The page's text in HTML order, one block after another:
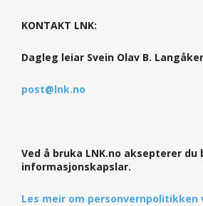
KONTAKT LNK:
Dagleg leiar Svein Olav B.
post@lnk.no
Ved å bruka LNK.no aksepterer du
informasjonskapslar.
Les meir om personvernpolitikken